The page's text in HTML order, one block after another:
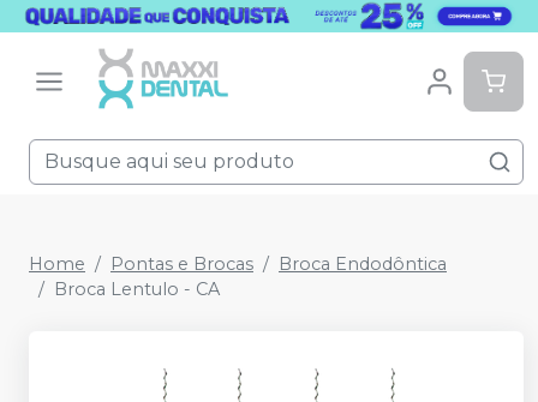
Home Pontas e Brocas
Broca Endodôntica
Broca Lentulo - CA